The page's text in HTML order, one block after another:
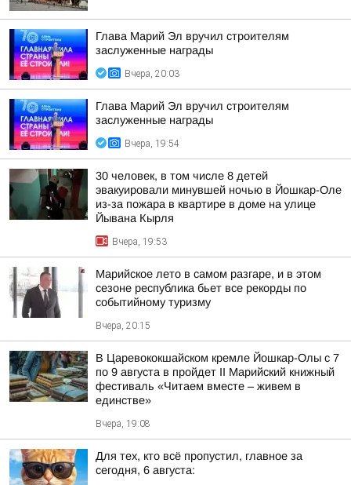
Глава Марий Эл вручил строителям
заслуженные награды
Вчера, 20:03
Глава Марий Эл вручил строителям
заслуженные награды
Вчера, 19:54
30 человек, в том числе 8 детей
эвакуировали минувшей ночью в Йошкар-Оле
из-за пожара в квартире в доме на улице
Йывана Кырля
Вчера, 19:53
Марийское лето в самом разгаре, и в этом
сезоне республика бьет все рекорды по
событийному туризму
Вчера, 20:15
В Царевококшайском кремле Йошкар-Олы с 7
по 9 августа в пройдет II Марийский книжный
фестиваль «Читаем вместе – живем в
единстве»
Вчера, 19:08
Для тех, кто всё пропустил, главное за
сегодня, 6 августа: